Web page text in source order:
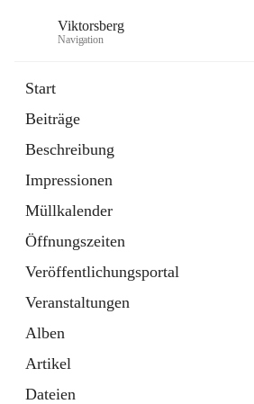
Viktorsberg
Navigation
Start
Beiträge
Beschreibung
Impressionen
Müllkalender
Öffnungszeiten
Veröffentlichungsportal
Veranstaltungen
Alben
Artikel
Dateien